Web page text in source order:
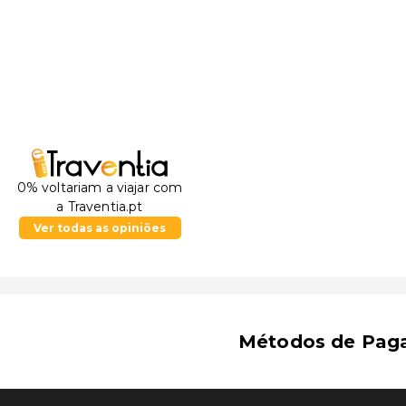
Krasnodar (KRR-Aeroporto Internacional de
0% voltariam a viajar com
a Traventia.pt
Ver todas as opiniões
Métodos de